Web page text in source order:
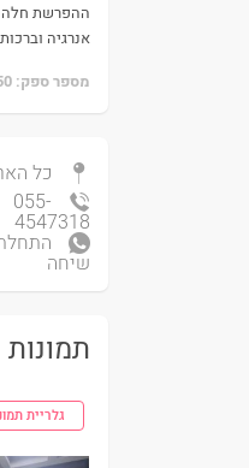
ההפרשת חלה
אנרגיה
מספר ספק: 1250
כל
055-
4547318
שיחה
תמונות
גלריית